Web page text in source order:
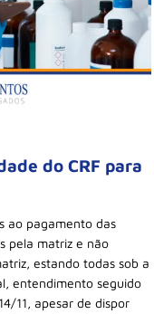
do CRF para
ao pagamento das
pela matriz e não
estando todas sob a
entendimento seguido
11, apesar de dispor